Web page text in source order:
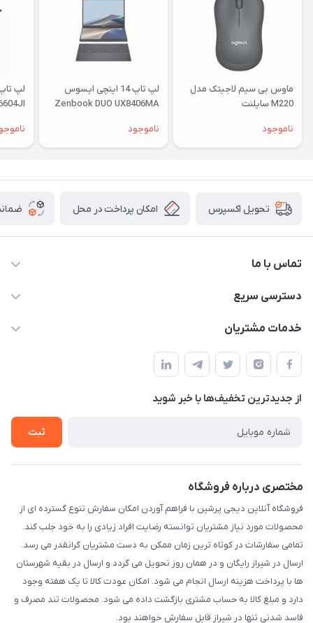
ماوس بی‌ سیم لاجیتک مدل
M220 سایلنت
ناموجود
لپ تاپ 14 اینچی ایسوس
Zenbook DUO UX8406MA
INTEL
ناموجود
تحویل اکسپرس امکان پرداخت در محل
تماس با ما
09172138137
دسترسی سریع
حساب کاربری
لیست محصولات
درباره ما
خدمات مشتریان
قوانین و مقررات
حریم خصوصی
راهنما
از جدید‌ترین تخفیف‌ها با‌ خبر شوید
ثبت
مختصری درباره فروشگاه
فروشگاه آنلاین دیجی پرشین با فراهم آوردن امکان سفارش تنوع گسترده ای از
محصولات مورد نیاز مشتریان توانسته رضایت افراد زیادی را به خود جلب کند.
تمامی سفارشات در کوتاه ترین زمان ممکن به دست مشتریان گرانقدر می رسد.
ارسال در شیراز رایگان و در همان روز تحویل می گردد و ارسال در بقیه شهرستان
ها با پرداخت هزینه ارسال انجام می شود. امکان عودت کالا تا یک هفته وجود
دارد و مبلغ کالا به حساب مشتری بازگشت داده می شود. محصولات تند مصرف و
فاسد شدنی تنها در شیراز قابل سفارش خواهند بود.